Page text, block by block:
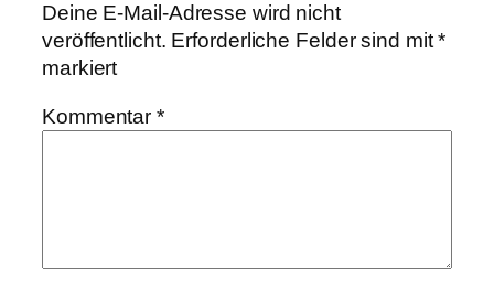
Deine E-Mail-Adresse wird nicht
veröffentlicht. Erforderliche Felder sind mit*
markiert
Kommentar*